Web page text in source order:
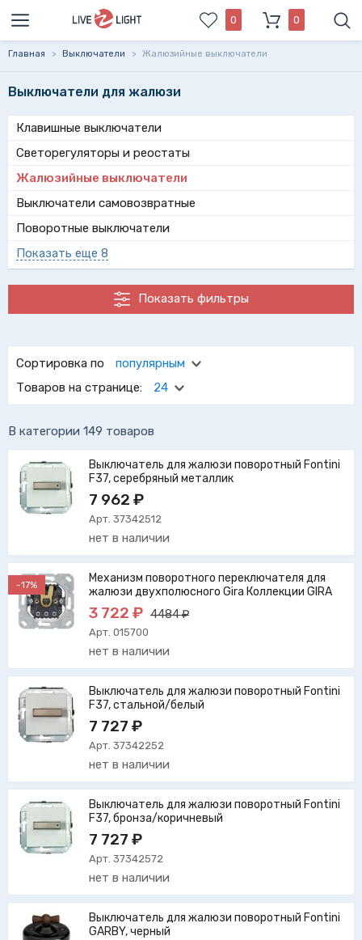
0 0
Главная > Выключатели > Жалюзийные выключатели
Выключатели для жалюзи
Клавишные выключатели
Светорегуляторы и реостаты
Жалюзийные выключатели
Выключатели самовозвратные
Поворотные выключатели
Показать еще 8
Показать фильтры
разработанные для умных домов. С их помощью
пользователи смогут повысить комфорт жилища и
избавить себя от лишних хлопот, связанных с ручной
Сортировка по
популярным
Товаров на странице:
24
В категории 149 товаров
Выключатель для жалюзи поворотный Fontini
F37, серебряный металлик
7 962 ₽
Арт. 37342512
нет в наличии
-17%
Механизм поворотного переключателя для
жалюзи двухполюсного Gira Коллекции GIRA
3 722 ₽ 4484 ₽
Арт. 015700
нет в наличии
Выключатель для жалюзи поворотный Fontini
F37, стальной/белый
7 727 ₽
Арт. 37342252
нет в наличии
Выключатель для жалюзи поворотный Fontini
F37, бронза/коричневый
7 727 ₽
Арт. 37342572
нет в наличии
Выключатель для жалюзи поворотный Fontini
GARBY, черный